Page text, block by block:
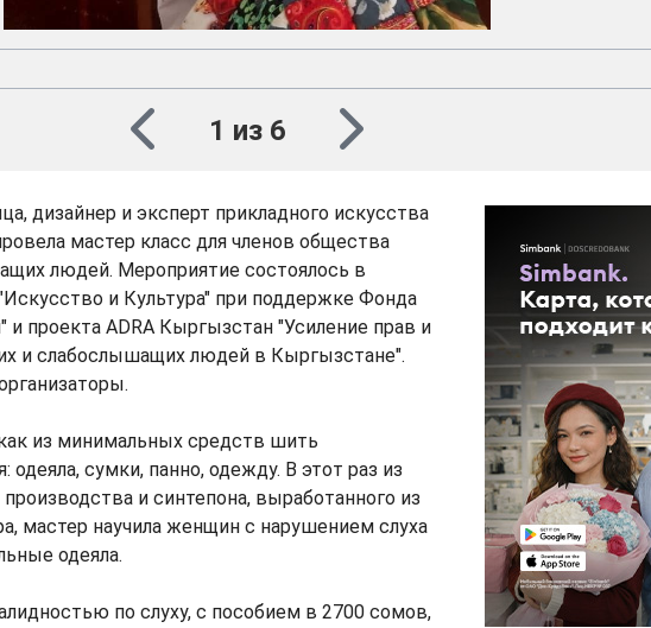
1 из 6
дизайнер и эксперт прикладного искусства
мастер класс для членов общества
людей. Мероприятие состоялось в
и Культура" при поддержке Фонда
проекта ADRA Кыргызстан "Усиление прав и
и слабослышащих людей в Кыргызстане".
из минимальных средств шить
одеяла, сумки, панно, одежду. В этот раз из
и синтепона, выработанного из
мастер научила женщин с нарушением слуха
одеяла.
по слуху, с пособием в 2700 сомов,